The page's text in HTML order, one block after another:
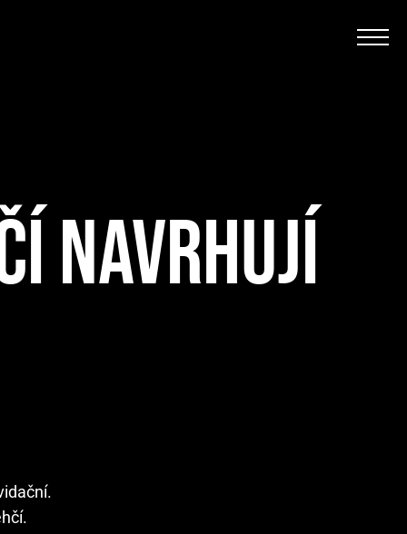
NAVRHUJÍ